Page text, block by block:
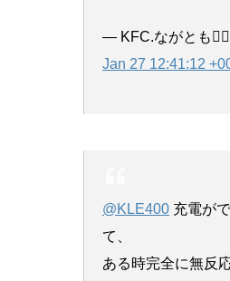
— KFC.ながとも
Jan 27 12:41:12
@KLE400 充電が
て、
ある時完全に無反